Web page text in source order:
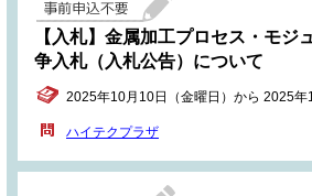
【入札】金属加工プロセス・モジ
争入札（入札公告）について
2025年10月10日（金曜日）から 2025年
ハイテクプラザ